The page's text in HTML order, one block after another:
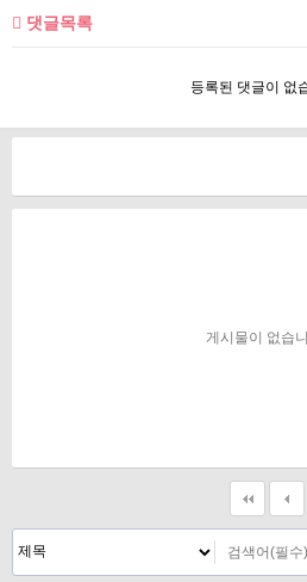
댓글목록
등록된 댓글이 없
게시물이 없습